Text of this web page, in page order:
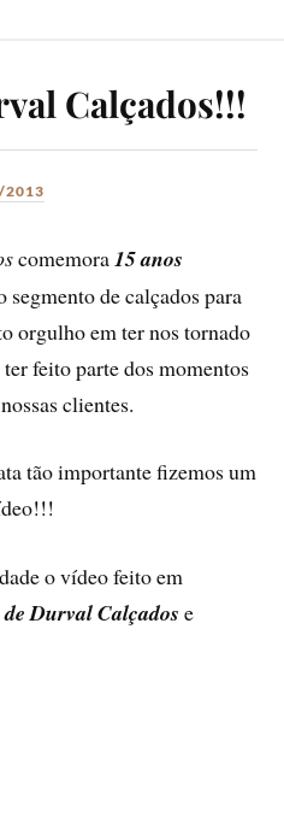
Calçados!!!
2013
comemora15 anos
de calçados para
orgulho em ter nos tornado
feito parte dos momentos
clientes.
tão importante fizemos um
o vídeo feito em
de Durval Calçadose